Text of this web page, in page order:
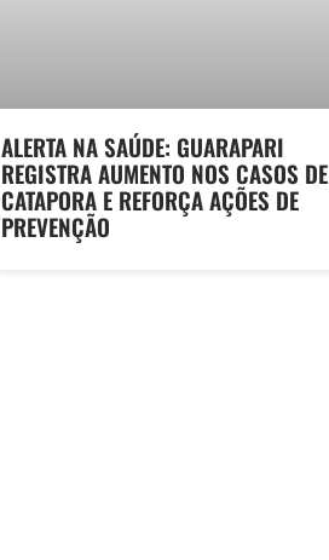
ALERTA NA SAÚDE: GUARAPARI
REGISTRA AUMENTO NOS CASOS DE
CATAPORA E REFORÇA AÇÕES DE
PREVENÇÃO